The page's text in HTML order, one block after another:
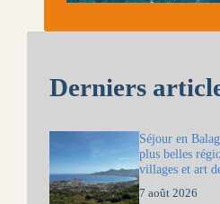
Derniers
Séjour en
plus belles
villages et art
7 août 2026